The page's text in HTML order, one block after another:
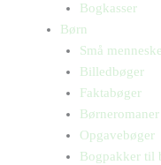
Bogkasser
Børn
Små
Billedbøger
Faktabøger
Børneromaner
Opgavebøger
Bogpakker til